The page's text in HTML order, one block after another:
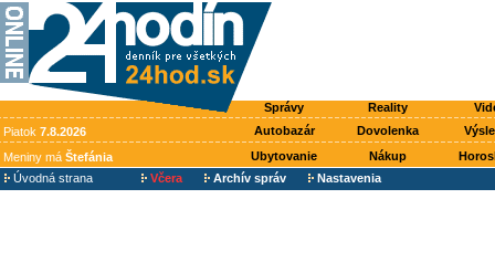
Správy Reality
Piatok 7.8.2026 Autobazár Dovolenka
Meniny má Štefánia Ubytovanie Nákup
Úvodná strana
Včera Archív správ Nastavenia